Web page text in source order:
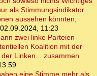
als Stimmungsindikator
aussehen könnten,
02.09.2024, 11:23
zwei linke Parteien
Koalition mit der
Linken... zusammen
eine Stimme mehr als